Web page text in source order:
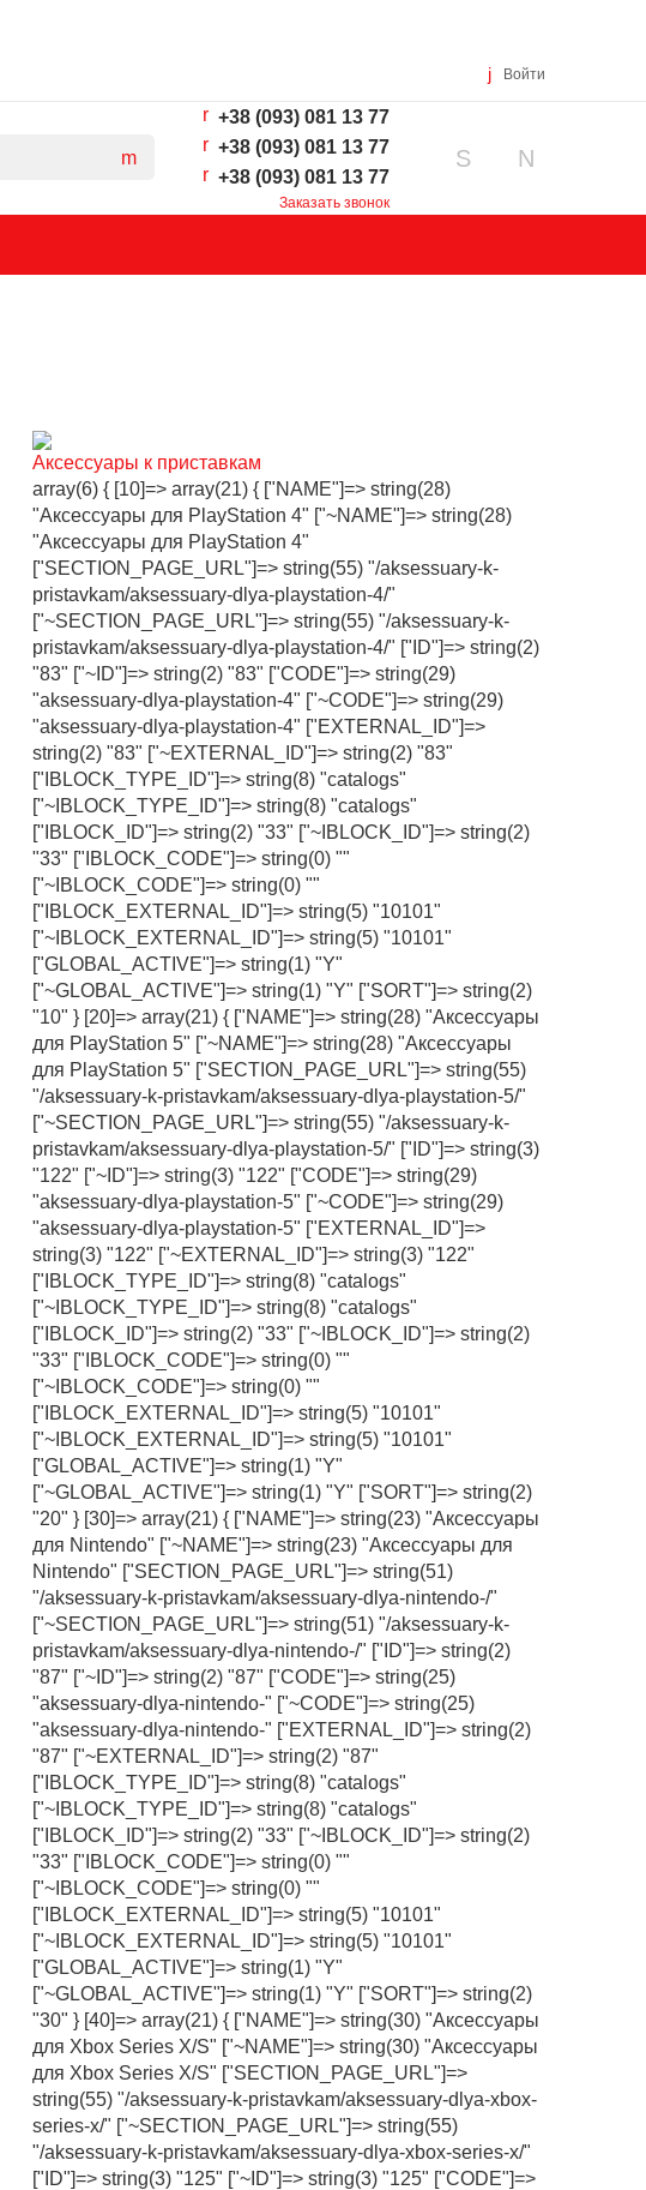
Войти
+38 (093) 081 13 77
+38 (093) 081 13 77
+38 (093) 081 13 77
Заказать звонок
Аксессуары к приставкам
array(6) { [10]=> array(21) { ["NAME"]=> string(28)
"Аксессуары для PlayStation 4" ["~NAME"]=> string(28)
"Аксессуары для PlayStation 4"
["SECTION_PAGE_URL"]=> string(55) "/aksessuary-k-
pristavkam/aksessuary-dlya-playstation-4/"
["~SECTION_PAGE_URL"]=> string(55) "/aksessuary-k-
pristavkam/aksessuary-dlya-playstation-4/" ["ID"]=> string(2)
"83" ["~ID"]=> string(2) "83" ["CODE"]=> string(29)
"aksessuary-dlya-playstation-4" ["~CODE"]=> string(29)
"aksessuary-dlya-playstation-4" ["EXTERNAL_ID"]=>
string(2) "83" ["~EXTERNAL_ID"]=> string(2) "83"
["IBLOCK_TYPE_ID"]=> string(8) "catalogs"
["~IBLOCK_TYPE_ID"]=> string(8) "catalogs"
["IBLOCK_ID"]=> string(2) "33" ["~IBLOCK_ID"]=> string(2)
"33" ["IBLOCK_CODE"]=> string(0) ""
["~IBLOCK_CODE"]=> string(0) ""
["IBLOCK_EXTERNAL_ID"]=> string(5) "10101"
["~IBLOCK_EXTERNAL_ID"]=> string(5) "10101"
["GLOBAL_ACTIVE"]=> string(1) "Y"
["~GLOBAL_ACTIVE"]=> string(1) "Y" ["SORT"]=> string(2)
"10" } [20]=> array(21) { ["NAME"]=> string(28) "Аксессуары
для PlayStation 5" ["~NAME"]=> string(28) "Аксессуары
для PlayStation 5" ["SECTION_PAGE_URL"]=> string(55)
"/aksessuary-k-pristavkam/aksessuary-dlya-playstation-5/"
["~SECTION_PAGE_URL"]=> string(55) "/aksessuary-k-
pristavkam/aksessuary-dlya-playstation-5/" ["ID"]=> string(3)
"122" ["~ID"]=> string(3) "122" ["CODE"]=> string(29)
"aksessuary-dlya-playstation-5" ["~CODE"]=> string(29)
"aksessuary-dlya-playstation-5" ["EXTERNAL_ID"]=>
string(3) "122" ["~EXTERNAL_ID"]=> string(3) "122"
["IBLOCK_TYPE_ID"]=> string(8) "catalogs"
["~IBLOCK_TYPE_ID"]=> string(8) "catalogs"
["IBLOCK_ID"]=> string(2) "33" ["~IBLOCK_ID"]=> string(2)
"33" ["IBLOCK_CODE"]=> string(0) ""
["~IBLOCK_CODE"]=> string(0) ""
["IBLOCK_EXTERNAL_ID"]=> string(5) "10101"
["~IBLOCK_EXTERNAL_ID"]=> string(5) "10101"
["GLOBAL_ACTIVE"]=> string(1) "Y"
["~GLOBAL_ACTIVE"]=> string(1) "Y" ["SORT"]=> string(2)
"20" } [30]=> array(21) { ["NAME"]=> string(23) "Аксессуары
для Nintendo" ["~NAME"]=> string(23) "Аксессуары для
Nintendo" ["SECTION_PAGE_URL"]=> string(51)
"/aksessuary-k-pristavkam/aksessuary-dlya-nintendo-/"
["~SECTION_PAGE_URL"]=> string(51) "/aksessuary-k-
pristavkam/aksessuary-dlya-nintendo-/" ["ID"]=> string(2)
"87" ["~ID"]=> string(2) "87" ["CODE"]=> string(25)
"aksessuary-dlya-nintendo-" ["~CODE"]=> string(25)
"aksessuary-dlya-nintendo-" ["EXTERNAL_ID"]=> string(2)
"87" ["~EXTERNAL_ID"]=> string(2) "87"
["IBLOCK_TYPE_ID"]=> string(8) "catalogs"
["~IBLOCK_TYPE_ID"]=> string(8) "catalogs"
["IBLOCK_ID"]=> string(2) "33" ["~IBLOCK_ID"]=> string(2)
"33" ["IBLOCK_CODE"]=> string(0) ""
["~IBLOCK_CODE"]=> string(0) ""
["IBLOCK_EXTERNAL_ID"]=> string(5) "10101"
["~IBLOCK_EXTERNAL_ID"]=> string(5) "10101"
["GLOBAL_ACTIVE"]=> string(1) "Y"
["~GLOBAL_ACTIVE"]=> string(1) "Y" ["SORT"]=> string(2)
"30" } [40]=> array(21) { ["NAME"]=> string(30) "Аксессуары
для Xbox Series X/S" ["~NAME"]=> string(30) "Аксессуары
для Xbox Series X/S" ["SECTION_PAGE_URL"]=>
string(55) "/aksessuary-k-pristavkam/aksessuary-dlya-xbox-
series-x/" ["~SECTION_PAGE_URL"]=> string(55)
"/aksessuary-k-pristavkam/aksessuary-dlya-xbox-series-x/"
["ID"]=> string(3) "125" ["~ID"]=> string(3) "125" ["CODE"]=>